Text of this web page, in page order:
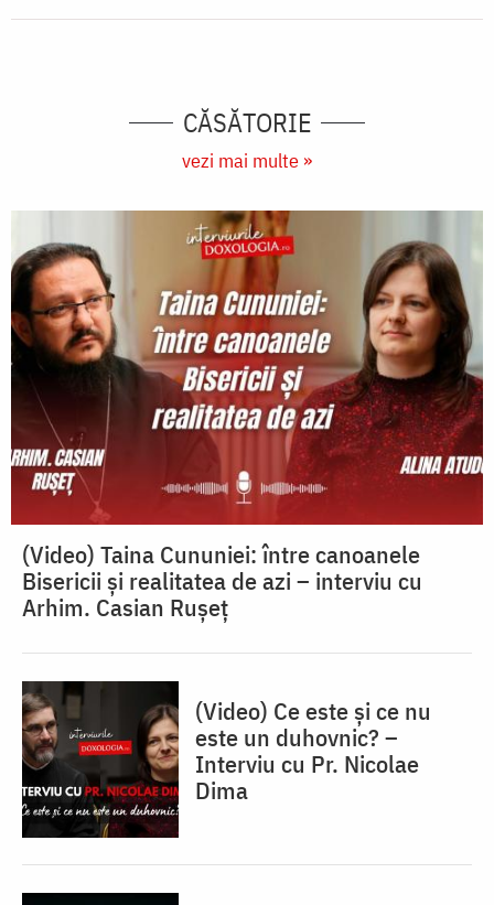
CĂSĂTORIE
vezi mai multe »
(Video) Taina Cununiei: între canoanele
Bisericii și realitatea de azi – interviu cu
Arhim. Casian Rușeț
(Video) Ce este și ce nu
este un duhovnic? –
Interviu cu Pr. Nicolae
Dima